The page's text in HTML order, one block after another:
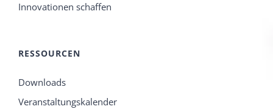
Innovationen schaffen
RESSOURCEN
Downloads
Veranstaltungskalender